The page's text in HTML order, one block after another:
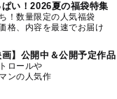
ぱい！2026夏の福袋特集
！数量限定の人気福袋
格、内容を最速でお届け
画】公開中＆公開予定作品
ロールや
ンの人気作